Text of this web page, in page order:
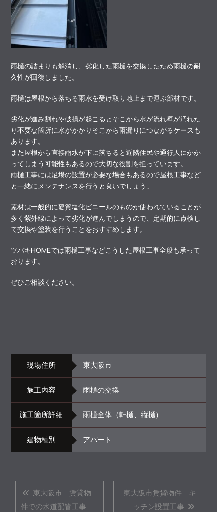
雨樋の詰まりも解消し、劣化した雨樋を交換したため雨樋の耐
久性が回復しました。
雨樋は屋根から落ちる雨水を受け取り地上まで運ぶ部材です。
劣化が進み割れや破損が起こるとそこから水が流れ壁が汚れた
り不要な箇所に水がかかりそこから雨漏りにつながるケースも
あります。
また屋根から直接雨水が下に落ちると近隣住民や通行人にかか
ってしまう可能性もあるので大切な役割を担っています。
雨樋工事には足場の設置が必要な場合もあるので屋根工事など
と一緒にメンテナンスを行うと良いでしょう。
素材は一般的に硬質塩化ビニールのものが使われていることが
多く紫外線によって劣化が進んでしまうので、定期的に点検し
て交換や塗装を行うことをおすすめします。
ツバキHOMEでは雨樋工事などこうした屋根工事全般も承って
おります。
ぜひご相談ください。
現場住所 東大阪市
施工内容 雨樋の交換
施工箇所詳細 雨樋全体（軒樋、縦樋）
建物種別 アパート
東大阪市 賃貸物
件での水道配管工事
東大阪市賃貸物件 キ
ッチン設置工事